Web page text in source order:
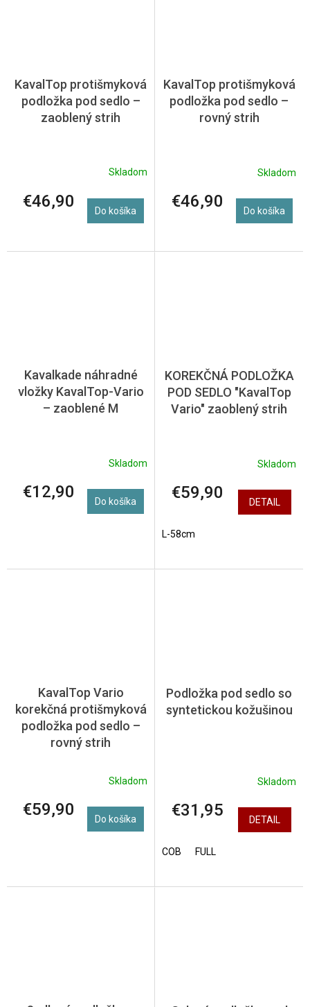
KavalTop protišmyková
podložka pod sedlo –
zaoblený strih
Skladom
€46,90 Do košíka
KavalTop protišmyková
podložka pod sedlo –
rovný strih
Skladom
€46,90 Do košíka
Kavalkade náhradné
vložky KavalTop-Vario
– zaoblené M
Skladom
€12,90 Do košíka
KOREKČNÁ PODLOŽKA
POD SEDLO "KavalTop
Vario" zaoblený strih
Skladom
€59,90 DETAIL
L-58cm
KavalTop Vario
korekčná protišmyková
podložka pod sedlo –
rovný strih
Skladom
€59,90 Do košíka
Podložka pod sedlo so
syntetickou kožušinou
Skladom
€31,95 DETAIL
COB FULL